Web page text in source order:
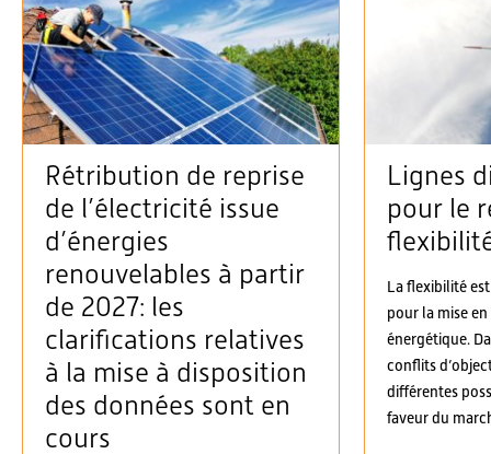
Rétribution de reprise
de l’électricité issue
d’énergies
renouvelables à partir
de 2027: les
clarifications relatives
à la mise à disposition
des données sont en
cours
Lignes
pour le
La flexibilité
pour la mise
énergétique.
conflits
différentes
faveur du